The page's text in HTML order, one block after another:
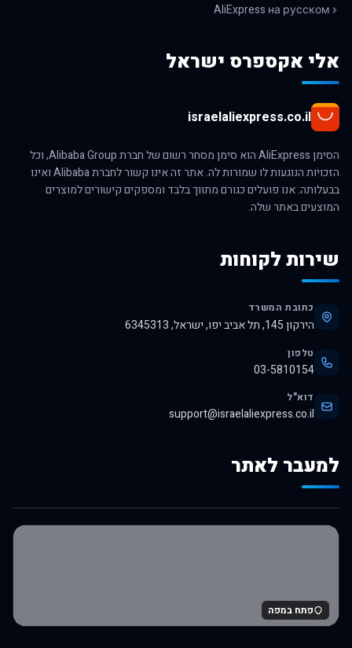
AliExpress на русском
אלי אקספרס ישראל
israelaliexpress.co.il
הסימן AliExpress הוא סימן מסחר רשום של חברת Alibaba Group, וכל
הזכויות הנוגעות לו שמורות לה. אתר זה אינו קשור לחברת Alibaba ואינו
בבעלותה. אנו פועלים כגורם מתווך בלבד ומספקים קישורים למוצרים
המוצעים באתר שלה.
שירות לקוחות
כתובת המשרד
הירקון 145, תל אביב יפו, ישראל, 6345313
טלפון
03-5810154
דוא"ל
support@israelaliexpress.co.il
למעבר לאתר
לרכישה באלי אקספרס
פתח במפה